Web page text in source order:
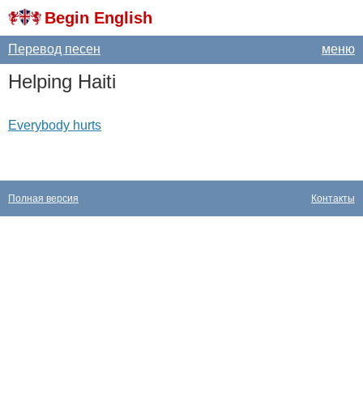
Begin English
меню
Перевод песен
Helping Haiti
Everybody hurts
Контакты
Полная версия